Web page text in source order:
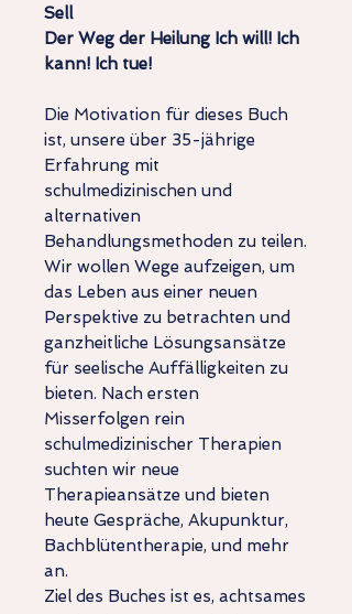
Sell
Der Weg der Heilung Ich will! Ich
kann! Ich tue!
Die Motivation für dieses Buch
ist, unsere über 35-jährige
Erfahrung mit
schulmedizinischen und
alternativen
Behandlungsmethoden zu teilen.
Wir wollen Wege aufzeigen, um
das Leben aus einer neuen
Perspektive zu betrachten und
ganzheitliche Lösungsansätze
für seelische Auffälligkeiten zu
bieten. Nach ersten
Misserfolgen rein
schulmedizinischer Therapien
suchten wir neue
Therapieansätze und bieten
heute Gespräche, Akupunktur,
Bachblütentherapie, und mehr
an.
Ziel des Buches ist es, achtsames